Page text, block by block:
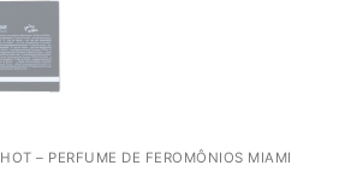
HOT – PERFUME DE FEROMÔNIOS MIAMI